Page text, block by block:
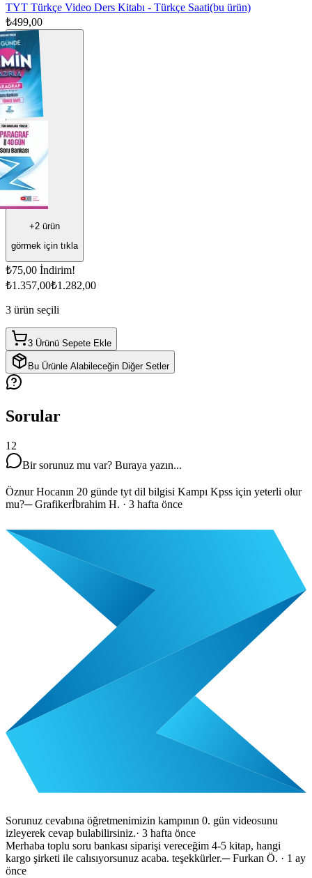
TYT Türkçe Video Ders Kitabı - Türkçe Saati(bu ürün)
₺499,00
+2 ürün
görmek için tıkla
₺75,00 İndirim!
₺1.357,00₺1.282,00
3 ürün seçili
3 Ürünü Sepete Ekle
Bu Ürünle Alabileceğin Diğer Setler
Sorular
12
Bir sorunuz mu var? Buraya yazın...
Öznur Hocanın 20 günde tyt dil bilgisi Kampı Kpss için yeterli olur
mu?─Grafikerİbrahim H. · 3 hafta önce
Sorunuz cevabına öğretmenimizin kampının 0. gün videosunu
izleyerek cevap bulabilirsiniz.· 3 hafta önce
Merhaba toplu soru bankası siparişi vereceğim 4-5 kitap, hangi
kargo şirketi ile calısıyorsunuz acaba. teşekkürler.─Furkan Ö. · 1 ay
önce